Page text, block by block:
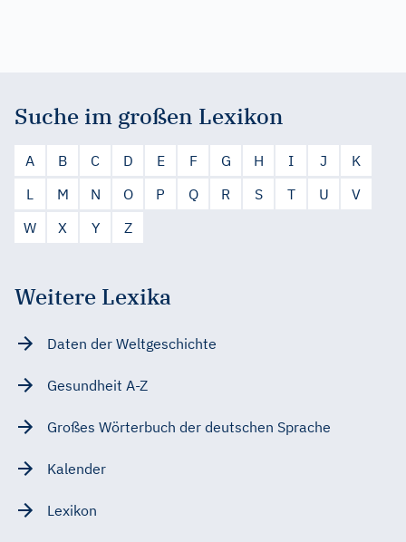
Suche im großen Lexikon
A B C D E F G H I J
K
L
M N O P Q R S T U
V
W
X Y Z
Weitere Lexika
Daten der Weltgeschichte
Gesundheit A-Z
Großes Wörterbuch der deutschen Sprache
Kalender
Lexikon